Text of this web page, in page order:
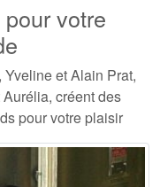
votre
et Alain Prat,
créent des
pour votre plaisir